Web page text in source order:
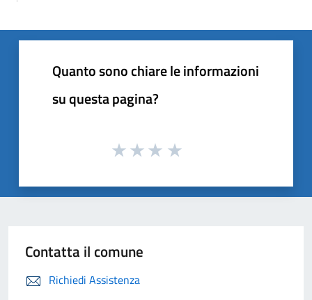
Quanto sono chiare le informazioni
su questa pagina?
Contatta il comune
Richiedi Assistenza